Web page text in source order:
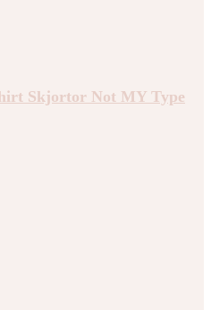
Skjortor Not MY Type